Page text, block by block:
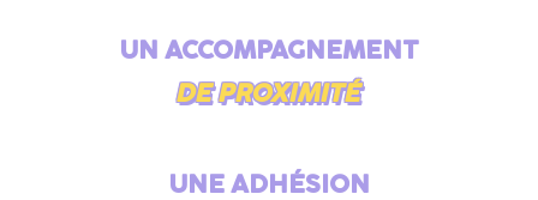
UN ACCOMPAGNEMENT
DE PROXIMITÉ
UNE ADHÉSION